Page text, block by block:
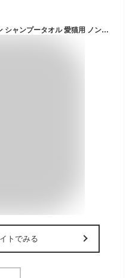
クイック&リッチ トリートメントイン シャンプータオル 愛猫用 ノンフレグランス 20枚入×4個 ライオンペット
トでみる